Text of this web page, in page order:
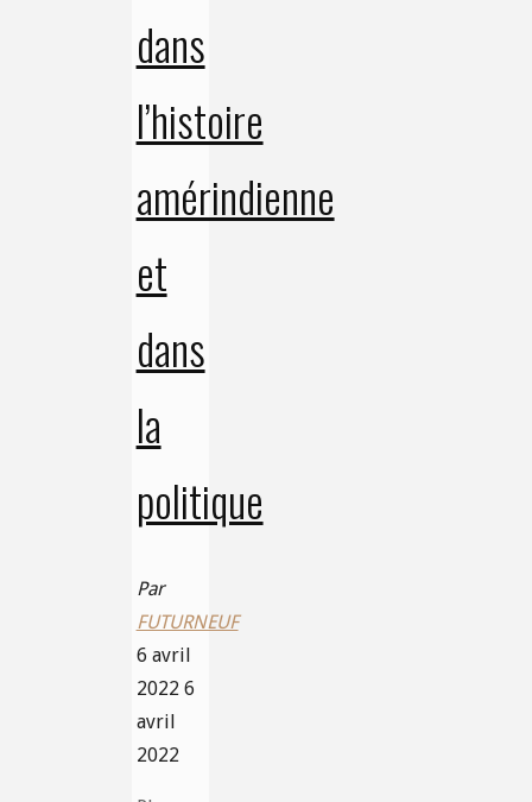
dans
l’histoire
amérindienne
et
dans
la
politique
Par
FUTURNEUF
6 avril
2022 6
avril
2022